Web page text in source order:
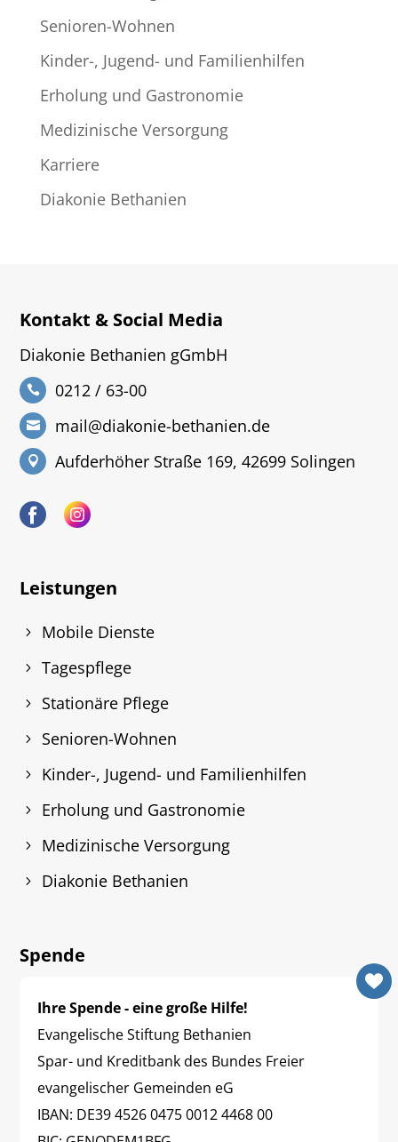
Senioren-Wohnen
Kinder-, Jugend- und Familienhilfen
Erholung und Gastronomie
Medizinische Versorgung
Karriere
Diakonie Bethanien
Kontakt & Social Media
Diakonie Bethanien gGmbH
0212 / 63-00
mail@diakonie-bethanien.de
Aufderhöher Straße 169, 42699 Solingen
Leistungen
Mobile Dienste
Tagespflege
Stationäre Pflege
Senioren-Wohnen
Kinder-, Jugend- und Familienhilfen
Erholung und Gastronomie
Medizinische Versorgung
Diakonie Bethanien
Spende
Ihre Spende - eine große Hilfe!
Evangelische Stiftung Bethanien
Spar- und Kreditbank des Bundes Freier
evangelischer Gemeinden eG
IBAN: DE39 4526 0475 0012 4468 00